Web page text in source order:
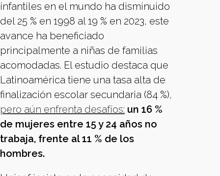
infantiles en el mundo ha disminuido
del 25 % en 1998 al 19 % en 2023, este
avance ha beneficiado
principalmente a niñas de familias
acomodadas. El estudio destaca que
Latinoamérica tiene una tasa alta de
finalización escolar secundaria (84 %),
pero aún enfrenta desafíos: un 16 %
de mujeres entre 15 y 24 años no
trabaja, frente al 11 % de los
hombres.